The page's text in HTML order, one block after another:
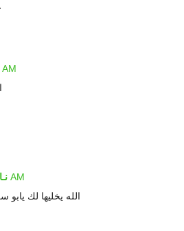
31/5/09 8:29 AM
31/5/09 8:43 AM
الله يخليها لك يابو